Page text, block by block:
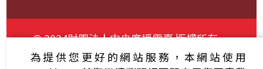
© 2024財團法人中央廣播電臺 版權所有
資通安全政策聲明
服務條款 隱私權條款
為提供您更好的網站服務，本網站使用